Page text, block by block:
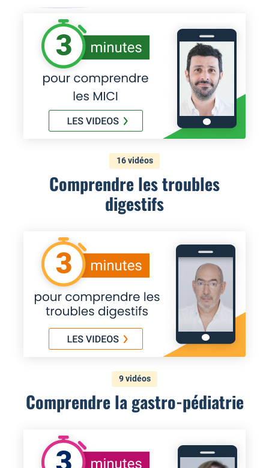
16 vidéos
Comprendre les troubles
digestifs
9 vidéos
Comprendre la gastro-pédiatrie